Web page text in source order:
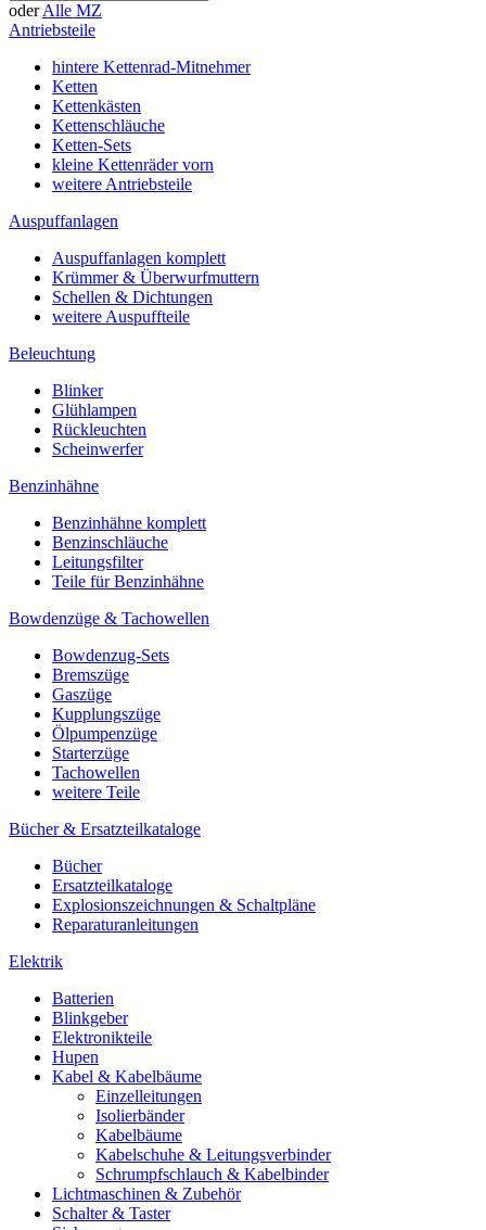
oder Alle MZ
Antriebsteile
hintere Kettenrad-Mitnehmer
Ketten
Kettenkästen
Kettenschläuche
Ketten-Sets
kleine Kettenräder vorn
weitere Antriebsteile
Auspuffanlagen
Auspuffanlagen komplett
Krümmer & Überwurfmuttern
Schellen & Dichtungen
weitere Auspuffteile
Beleuchtung
Blinker
Glühlampen
Rückleuchten
Scheinwerfer
Benzinhähne
Benzinhähne komplett
Benzinschläuche
Leitungsfilter
Teile für Benzinhähne
Bowdenzüge & Tachowellen
Bowdenzug-Sets
Bremszüge
Gaszüge
Kupplungszüge
Ölpumpenzüge
Starterzüge
Tachowellen
weitere Teile
Bücher & Ersatzteilkataloge
Bücher
Ersatzteilkataloge
Explosionszeichnungen & Schaltpläne
Reparaturanleitungen
Elektrik
Batterien
Blinkgeber
Elektronikteile
Hupen
Kabel & Kabelbäume
Einzelleitungen
Isolierbänder
Kabelbäume
Kabelschuhe & Leitungsverbinder
Schrumpfschlauch & Kabelbinder
Lichtmaschinen & Zubehör
Schalter & Taster